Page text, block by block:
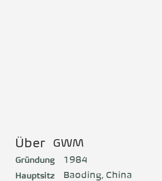
Über GWM
Gründung
Hauptsitz
1984
Baoding, China